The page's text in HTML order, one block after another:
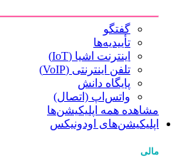
گفتگو
تأییدیه‌ها
اینترنت اشیا (IoT)
تلفن اینترنتی (VoIP)
پایگاه دانش
واتس‌اپ (اتصال)
مشاهده همه اپلیکیشن‌ها
اپلیکیشن‌های اودونیکس
مالی